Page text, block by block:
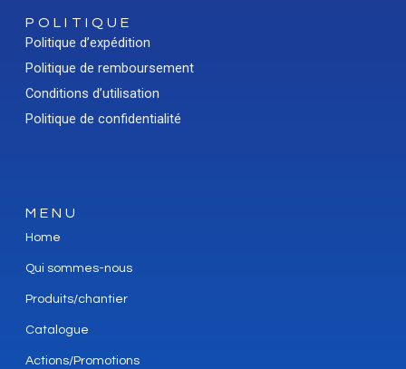
POLITIQUE
Politique d’expédition
Politique de remboursement
Conditions d’utilisation
Politique de confidentialité
MENU
Home
Qui sommes-nous
Produits/chantier
Catalogue
Actions/Promotions